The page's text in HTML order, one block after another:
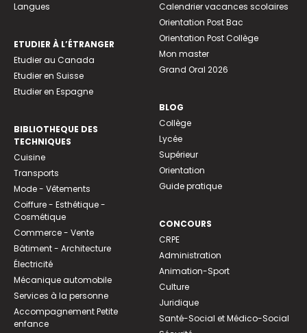
Langues
ETUDIER À L’ÉTRANGER
Etudier au Canada
Etudier en Suisse
Etudier en Espagne
BIBLIOTHEQUE DES
TECHNIQUES
Cuisine
Transports
Mode - Vêtements
Coiffure - Esthétique -
Cosmétique
Commerce - Vente
Bâtiment - Architecture
Électricité
Mécanique automobile
Services à la personne
Accompagnement Petite
enfance
Calendrier vacances scolaires
Orientation Post Bac
Orientation Post Collège
Mon master
Grand Oral 2026
BLOG
Collège
Lycée
Supérieur
Orientation
Guide pratique
CONCOURS
CRPE
Administration
Animation-Sport
Culture
Juridique
Santé-Social et Médico-Social